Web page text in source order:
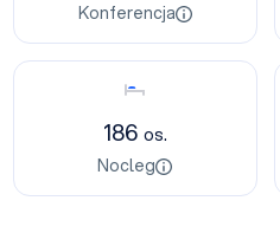
Konferencja
Nocleg
186 os.
Nocleg